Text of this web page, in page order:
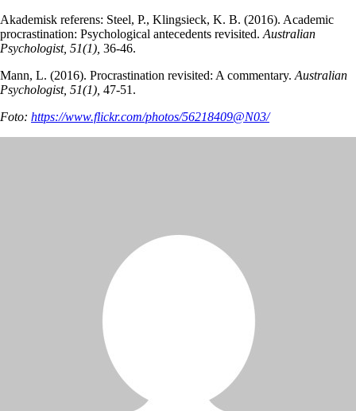
Akademisk referens: Steel, P., Klingsieck, K. B. (2016). Academic
procrastination: Psychological antecedents revisited. Australian
Psychologist, 51(1), 36-46.
Mann, L. (2016). Procrastination revisited: A commentary. Australian
Psychologist, 51(1), 47-51.
Foto: https://www.flickr.com/photos/56218409@N03/